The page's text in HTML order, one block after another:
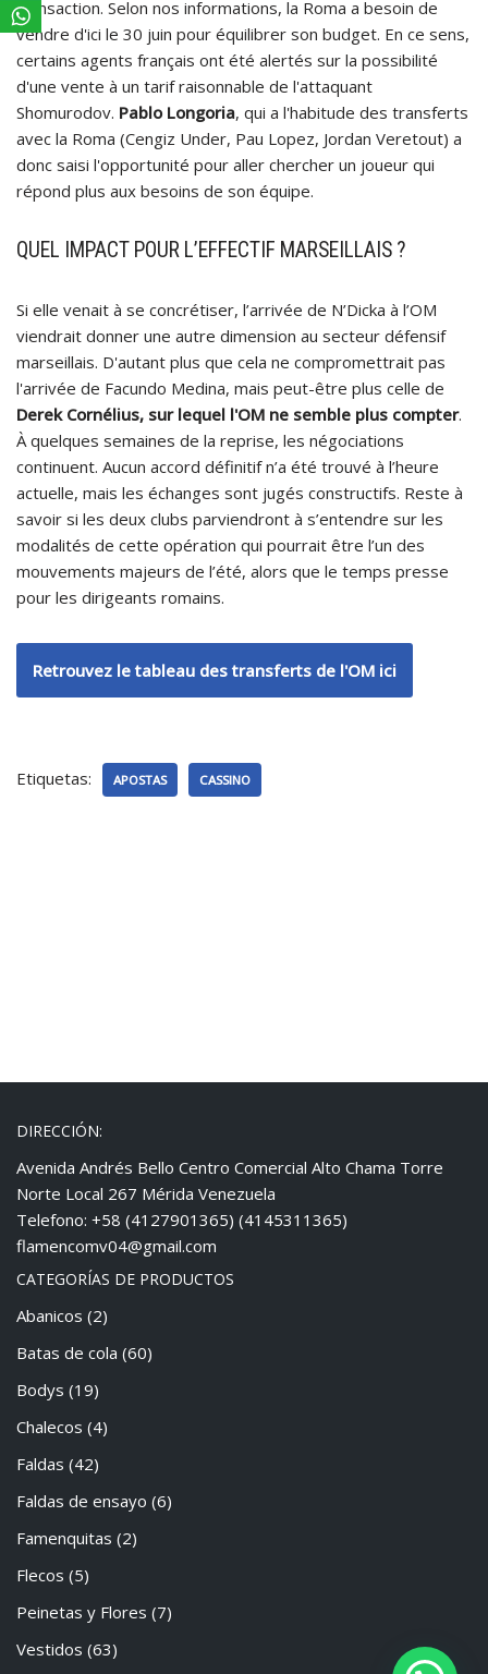
transaction. Selon nos informations, la Roma a besoin de
vendre d'ici le 30 juin pour équilibrer son budget. En ce sens,
certains agents français ont été alertés sur la possibilité
d'une vente à un tarif raisonnable de l'attaquant
Shomurodov. Pablo Longoria, qui a l'habitude des transferts
avec la Roma (Cengiz Under, Pau Lopez, Jordan Veretout) a
donc saisi l'opportunité pour aller chercher un joueur qui
répond plus aux besoins de son équipe.
QUEL IMPACT POUR L’EFFECTIF MARSEILLAIS ?
Si elle venait à se concrétiser, l’arrivée de N’Dicka à l’OM
viendrait donner une autre dimension au secteur défensif
marseillais. D'autant plus que cela ne compromettrait pas
l'arrivée de Facundo Medina, mais peut-être plus celle de
Derek Cornélius, sur lequel l'OM ne semble plus compter.
À quelques semaines de la reprise, les négociations
continuent. Aucun accord définitif n’a été trouvé à l’heure
actuelle, mais les échanges sont jugés constructifs. Reste à
savoir si les deux clubs parviendront à s’entendre sur les
modalités de cette opération qui pourrait être l’un des
mouvements majeurs de l’été, alors que le temps presse
pour les dirigeants romains.
Retrouvez le tableau des transferts de l'OM ici
Etiquetas: APOSTAS CASSINO
DIRECCIÓN:
Avenida Andrés Bello Centro Comercial Alto Chama Torre
Norte Local 267 Mérida Venezuela
Telefono: +58 (4127901365) (4145311365)
flamencomv04@gmail.com
CATEGORÍAS DE PRODUCTOS
Abanicos (2)
Batas de cola (60)
Bodys (19)
Chalecos (4)
Faldas (42)
Faldas de ensayo (6)
Famenquitas (2)
Flecos (5)
Peinetas y Flores (7)
Vestidos (63)